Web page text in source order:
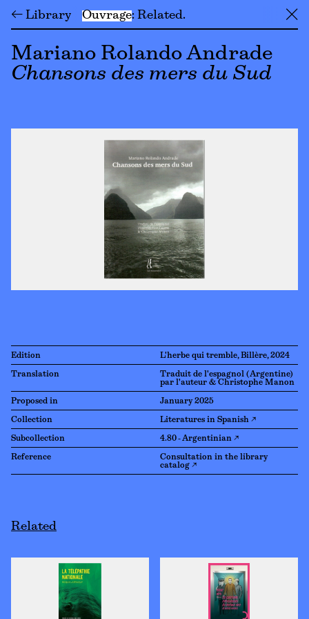
← Library Ouvrage Related ╳
Mariano Rolando Andrade
Chansons des mers du Sud
Edition L'herbe qui tremble, Billère, 2024
Translation
Traduit de l'espagnol (Argentine)
par l'auteur & Christophe Manon
Proposed in January 2025
Collection Literatures in Spanish ↗
Subcollection 4.80 - Argentinian ↗
Reference
Consultation in the library
catalog ↗
Related